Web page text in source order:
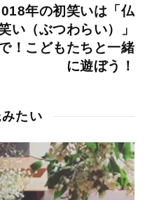
年の初笑いは「仏
い（ぶつわらい）」
！こどもたちと一緒
に遊ぼう！
たい